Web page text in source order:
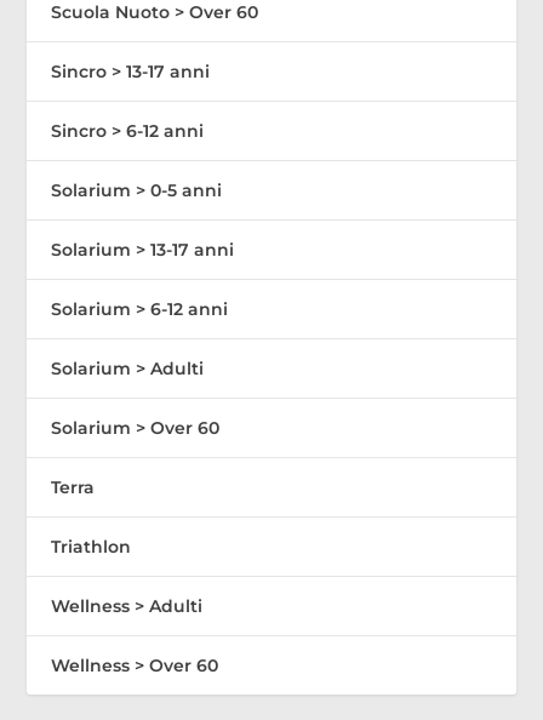
Scuola Nuoto > Over 60
Sincro > 13-17 anni
Sincro > 6-12 anni
Solarium > 0-5 anni
Solarium > 13-17 anni
Solarium > 6-12 anni
Solarium > Adulti
Solarium > Over 60
Terra
Triathlon
Wellness > Adulti
Wellness > Over 60